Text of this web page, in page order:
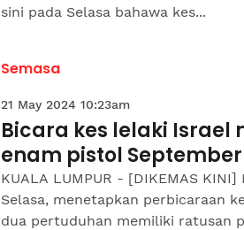
sini pada Selasa bahawa kes...
Semasa
21 May 2024 10:23am
Bicara kes lelaki Israel
enam pistol
KUALA LUMPUR - [DIKEMAS
Selasa, menetapkan perbicaraan
dua pertuduhan memiliki ratusan